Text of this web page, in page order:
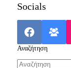
Socials
Αναζήτηση